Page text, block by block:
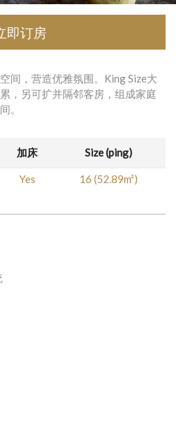
即订房
间，营造优雅氛围。King Size大
，另可扩并隔邻客房，组成家庭
。
加床 Size (ping)
Yes 16 (52.89m²)